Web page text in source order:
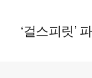
‘걸스피릿’